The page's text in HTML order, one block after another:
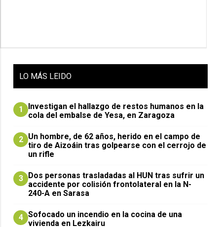
LO MÁS LEIDO
1
Investigan el hallazgo de restos humanos en la
cola del embalse de Yesa, en Zaragoza
2 Un hombre, de 62 años, herido en el campo de
tiro de Aizoáin tras golpearse con el cerrojo de
un rifle
3
​Dos personas trasladadas al HUN tras sufrir un
accidente por colisión frontolateral en la N-
240-A en Sarasa
4 Sofocado un incendio en la cocina de una
vivienda en Lezkairu